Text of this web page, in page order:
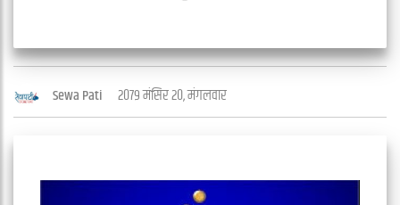
Sewa Pati २०७९ मंसिर २०, मंगलवार